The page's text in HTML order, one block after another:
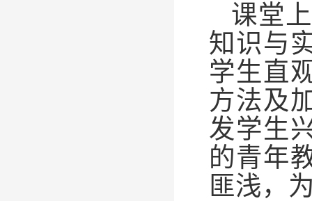
课堂
知识与
学生直
方法及
发学生
的青年
匪浅，